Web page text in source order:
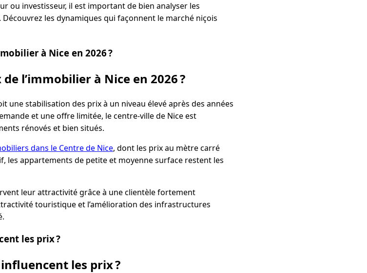
ou investisseur, il est important de bien analyser les
les dynamiques qui façonnent le marché niçois
à Nice en 2026 ?
l’immobilier à Nice en 2026 ?
une stabilisation des prix à un niveau élevé après des années
et une offre limitée, le centre-ville de Nice est
rénovés et bien situés.
dans le Centre de Nice, dont les prix au mètre carré
les appartements de petite et moyenne surface restent les
leur attractivité grâce à une clientèle fortement
touristique et l’amélioration des infrastructures
les prix ?
les prix ?